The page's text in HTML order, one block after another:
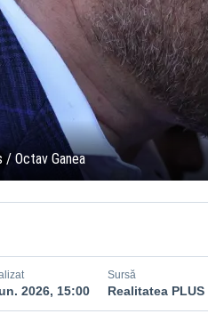
/ Octav Ganea
2026, 15:00
Sursă
Realitatea PLUS